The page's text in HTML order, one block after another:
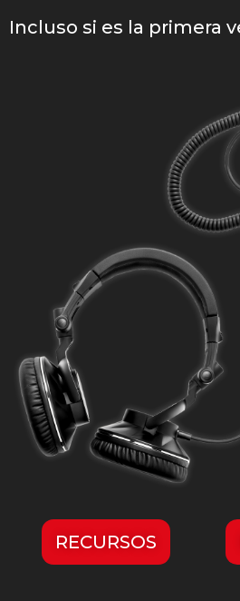
Incluso si es la primera
RECURSOS